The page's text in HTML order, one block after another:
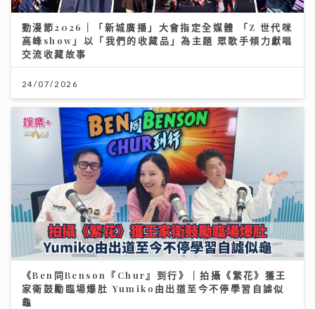
動漫節2026｜「新城廣播」大會指定全媒體 「Z 世代咪
高峰show」以「我們的收藏品」為主題 眾歌手傾力獻唱
交流收藏故事
24/07/2026
《Ben同Benson『Chur』到行》｜拍攝《繁花》獲王
家衛鼓勵臨場爆肚 Yumiko由出道至今不停學習自謔似
龜